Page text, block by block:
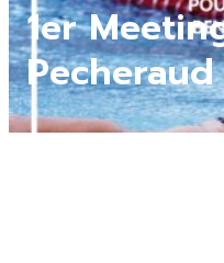
1er
Pecheraud